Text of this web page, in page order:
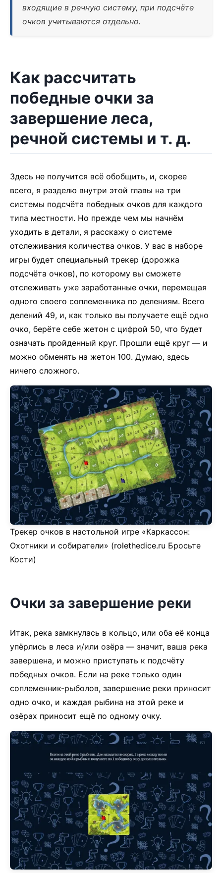
входящие в речную систему, при подсчёте
очков учитываются отдельно.
Как рассчитать
победные очки за
завершение леса,
речной системы и т. д.
Здесь не получится всё обобщить, и, скорее
всего, я разделю внутри этой главы на три
системы подсчёта победных очков для каждого
типа местности. Но прежде чем мы начнём
уходить в детали, я расскажу о системе
отслеживания количества очков. У вас в наборе
игры будет специальный трекер (дорожка
подсчёта очков), по которому вы сможете
отслеживать уже заработанные очки, перемещая
одного своего соплеменника по делениям. Всего
делений 49, и, как только вы получаете ещё одно
очко, берёте себе жетон с цифрой 50, что будет
означать пройденный круг. Прошли ещё круг — и
можно обменять на жетон 100. Думаю, здесь
ничего сложного.
Трекер очков в настольной игре «Каркассон:
Охотники и собиратели» (rolethedice.ru Бросьте
Кости)
Очки за завершение реки
Итак, река замкнулась в кольцо, или оба её конца
упёрлись в леса и/или озёра — значит, ваша река
завершена, и можно приступать к подсчёту
победных очков. Если на реке только один
соплеменник-рыболов, завершение реки приносит
одно очко, и каждая рыбина на этой реке и
озёрах приносит ещё по одному очку.